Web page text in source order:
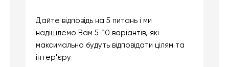
Дайте відповідь на 5 питань і ми
надішлемо Вам 5-10 варіантів, які
максимально будуть відповідати цілям та
інтер'єру